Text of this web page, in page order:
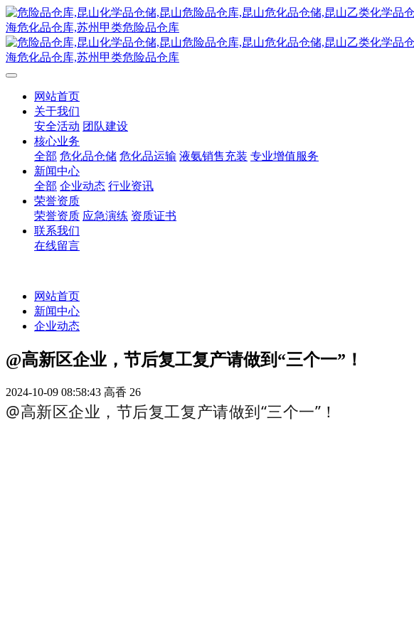
网站首页
关于我们
安全活动 团队建设
核心业务
全部 危化品仓储 危化品运输 液氨销售充装 专业增值服务
新闻中心
全部 企业动态 行业资讯
荣誉资质
荣誉资质 应急演练 资质证书
联系我们
在线留言
网站首页
新闻中心
企业动态
@高新区企业，节后复工复产请做到“三个一”！
2024-10-09 08:58:43 高香 26
@高新区企业，节后复工复产请做到“三个一”！